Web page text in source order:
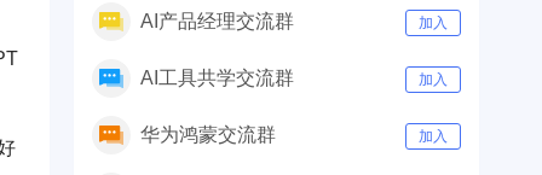
AI产品经理交流群 加入
AI工具共学交流群 加入
华为鸿蒙交流群 加入